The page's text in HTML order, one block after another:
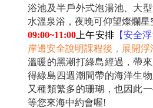
浴池及半戶外式泡湯池、大
水溫泉浴，夜晚可仰望燦爛
09:00~11:00 上午安排【安全
岸邊安全說明課程後，展開浮
溫暖的黑潮打綠島經過，帶
得綠島四週潮間帶的海洋生
又種類繁多的珊瑚，也因此
等您來海中約會喔!